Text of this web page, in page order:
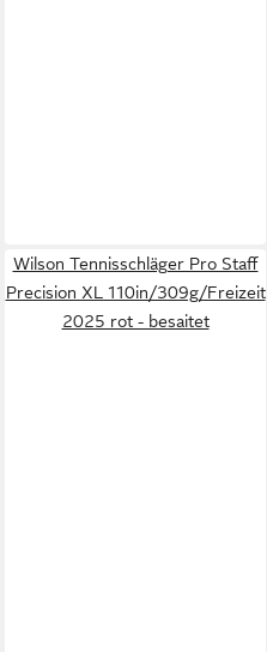
Wilson Tennisschläger Pro Staff
Precision XL 110in/309g/Freizeit
2025 rot - besaitet